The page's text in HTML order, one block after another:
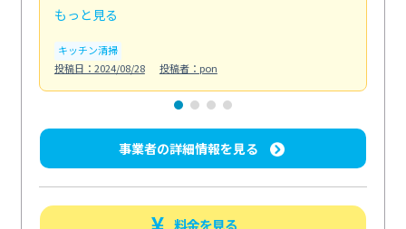
もっと見る
キッチン清掃
投稿日：2024/08/28
投稿者：pon
事業者の詳細情報を見る